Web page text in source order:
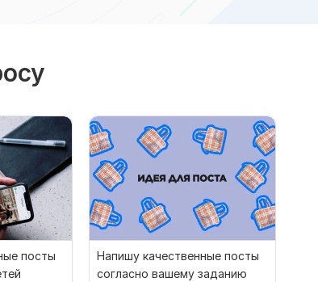
посты
Напишу качественные посты
согласно вашему заданию